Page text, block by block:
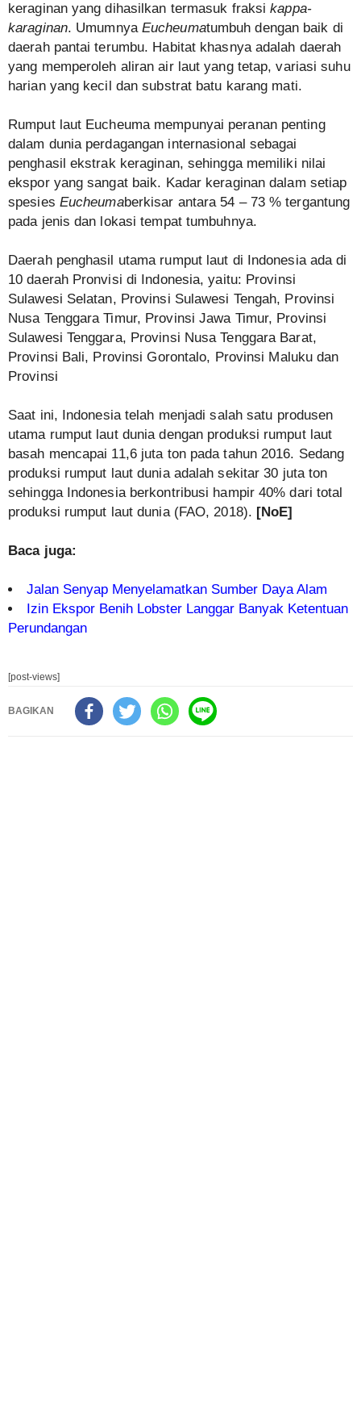
keraginan yang dihasilkan termasuk fraksikappa-
karaginan. Umumnya Eucheumatumbuh dengan baik di
daerah pantai terumbu. Habitat khasnya adalah daerah
yang memperoleh aliran air laut yang tetap, variasi suhu
harian yang kecil dan substrat batu karang mati.
Rumput laut Eucheuma mempunyai peranan penting
dalam dunia perdagangan internasional sebagai
penghasil ekstrak keraginan, sehingga memiliki nilai
ekspor yang sangat baik. Kadar keraginan dalam setiap
spesies Eucheumaberkisar antara 54 – 73 % tergantung
pada jenis dan lokasi tempat tumbuhnya.
Daerah penghasil utama rumput laut di Indonesia ada di
10 daerah Pronvisi di Indonesia, yaitu: Provinsi
Sulawesi Selatan, Provinsi Sulawesi Tengah, Provinsi
Nusa Tenggara Timur, Provinsi Jawa Timur, Provinsi
Sulawesi Tenggara, Provinsi Nusa Tenggara Barat,
Provinsi Bali, Provinsi Gorontalo, Provinsi Maluku dan
Provinsi
Saat ini, Indonesia telah menjadi salah satu produsen
utama rumput laut dunia dengan produksi rumput laut
basah mencapai 11,6 juta ton pada tahun 2016. Sedang
produksi rumput laut dunia adalah sekitar 30 juta ton
sehingga Indonesia berkontribusi hampir 40% dari total
produksi rumput laut dunia (FAO, 2018). [NoE]
Baca juga:
Jalan Senyap Menyelamatkan Sumber Daya Alam
Izin Ekspor Benih Lobster Langgar Banyak Ketentuan
Perundangan
[post-views]
BAGIKAN